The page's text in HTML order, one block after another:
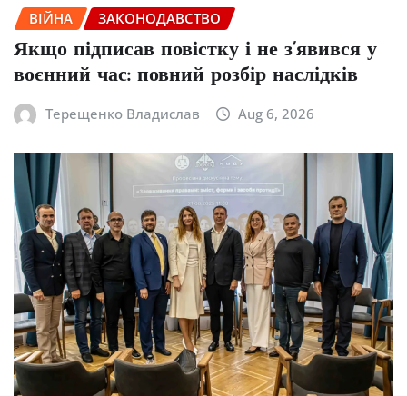
ВІЙНА ЗАКОНОДАВСТВО
Якщо підписав повістку і не з’явився у
воєнний час: повний розбір наслідків
Терещенко Владислав Aug 6, 2026